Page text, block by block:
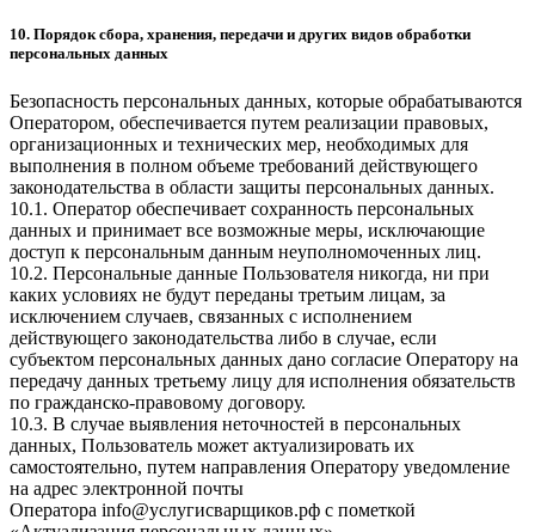
10. Порядок сбора, хранения, передачи и других видов обработки
персональных данных
Безопасность персональных данных, которые обрабатываются
Оператором, обеспечивается путем реализации правовых,
организационных и технических мер, необходимых для
выполнения в полном объеме требований действующего
законодательства в области защиты персональных данных.
10.1. Оператор обеспечивает сохранность персональных
данных и принимает все возможные меры, исключающие
доступ к персональным данным неуполномоченных лиц.
10.2. Персональные данные Пользователя никогда, ни при
каких условиях не будут переданы третьим лицам, за
исключением случаев, связанных с исполнением
действующего законодательства либо в случае, если
субъектом персональных данных дано согласие Оператору на
передачу данных третьему лицу для исполнения обязательств
по гражданско-правовому договору.
10.3. В случае выявления неточностей в персональных
данных, Пользователь может актуализировать их
самостоятельно, путем направления Оператору уведомление
на адрес электронной почты
Оператора info@услугисварщиков.рф с пометкой